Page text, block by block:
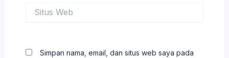
Web
Simpan nama, email, dan situs web saya pada